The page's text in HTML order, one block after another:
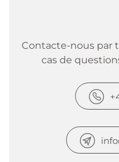
Contacte-nous par
cas de